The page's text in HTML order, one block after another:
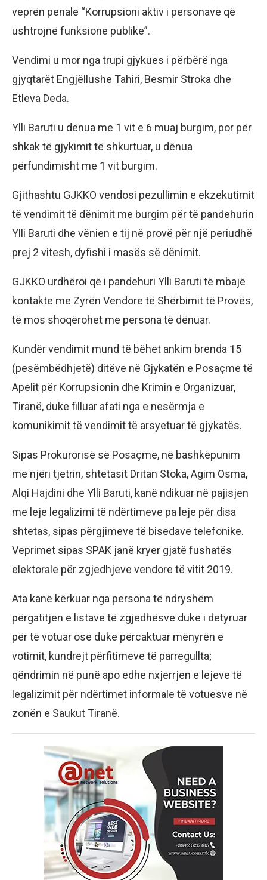
veprën penale “Korrupsioni aktiv i personave që
ushtrojnë funksione publike”.
Vendimi u mor nga trupi gjykues i përbërë nga
gjyqtarët Engjëllushe Tahiri, Besmir Stroka dhe
Etleva Deda.
Ylli Baruti u dënua me 1 vit e 6 muaj burgim, por për
shkak të gjykimit të shkurtuar, u dënua
përfundimisht me 1 vit burgim.
Gjithashtu GJKKO vendosi pezullimin e ekzekutimit
të vendimit të dënimit me burgim për të pandehurin
Ylli Baruti dhe vënien e tij në provë për një periudhë
prej 2 vitesh, dyfishi i masës së dënimit.
GJKKO urdhëroi që i pandehuri Ylli Baruti të mbajë
kontakte me Zyrën Vendore të Shërbimit të Provës,
të mos shoqërohet me persona të dënuar.
Kundër vendimit mund të bëhet ankim brenda 15
(pesëmbëdhjetë) ditëve në Gjykatën e Posaçme të
Apelit për Korrupsionin dhe Krimin e Organizuar,
Tiranë, duke filluar afati nga e nesërmja e
komunikimit të vendimit të arsyetuar të gjykatës.
Sipas Prokurorisë së Posaçme, në bashkëpunim
me njëri tjetrin, shtetasit Dritan Stoka, Agim Osma,
Alqi Hajdini dhe Ylli Baruti, kanë ndikuar në pajisjen
me leje legalizimi të ndërtimeve pa leje për disa
shtetas, sipas përgjimeve të bisedave telefonike.
Veprimet sipas SPAK janë kryer gjatë fushatës
elektorale për zgjedhjeve vendore të vitit 2019.
Ata kanë kërkuar nga persona të ndryshëm
përgatitjen e listave të zgjedhësve duke i detyruar
për të votuar ose duke përcaktuar mënyrën e
votimit, kundrejt përfitimeve të parregullta;
qëndrimin në punë apo edhe nxjerrjen e lejeve të
legalizimit për ndërtimet informale të votuesve në
zonën e Saukut Tiranë.